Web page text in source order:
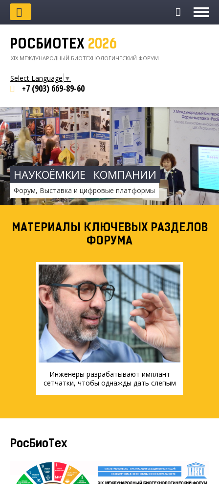
РОСБИОТЕХ 2026
XIХ МЕЖДУНАРОДНЫЙ БИОТЕХНОЛОГИЧЕСКИЙ ФОРУМ
Select Language ▼
+7 (903) 669-89-60
НАУКОЁМКИЕ КОМПАНИИ
Форум, Выставка и цифровые платформы
МАТЕРИАЛЫ КЛЮЧЕВЫХ РАЗДЕЛОВ
ФОРУМА
Инженеры разрабатывают имплант
сетчатки, чтобы однажды дать слепым
РосБиоТех